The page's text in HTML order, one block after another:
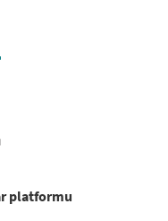
platformu